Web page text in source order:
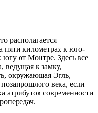
располагается
пяти километрах к юго-
югу от Монтре. Здесь все
ведущая к замку,
окружающая Эгль,
века, если
атрибутов современности